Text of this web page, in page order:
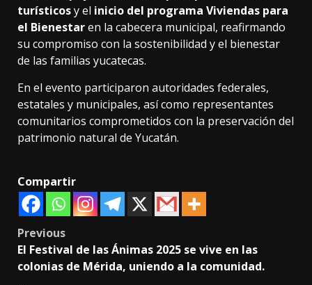
turísticosy el inicio del programa Viviendas para
el Bienestaren la cabecera municipal, reafirmando
su compromiso con la sostenibilidad y el bienestar
de las familias yucatecas.
En el evento participaron autoridades federales,
estatales y municipales, así como representantes
comunitarios comprometidos con la preservación del
patrimonio natural de Yucatán.
Compartir
Post
navigation
Previous
El Festival de las Ánimas 2025 se vive en las
colonias de Mérida, uniendo a la comunidad.